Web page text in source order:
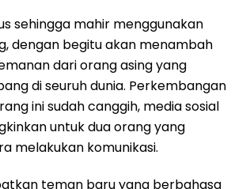
sehingga mahir menggunakan
dengan begitu akan menambah
dari orang asing yang
di seuruh dunia. Perkembangan
ini sudah canggih, media sosial
untuk dua orang yang
melakukan komunikasi.
teman baru yang berbahasa